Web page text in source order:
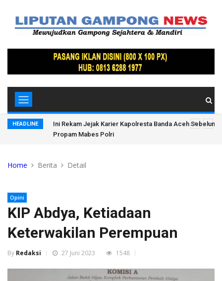
HEADLINE
Ratusan
Ini Rekam Jejak Karier Kapolresta Banda Aceh Sebelum
Propam Mabes Polri
Home Berita Detail
Opini
KIP Abdya, Ketiadaan
Keterwakilan Perempuan
By Redaksi 27 Juni 2023 1548